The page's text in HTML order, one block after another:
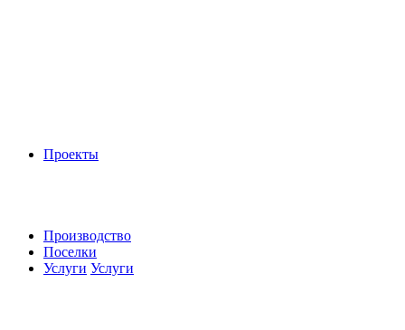
Проекты
Производство
Поселки
Услуги Услуги